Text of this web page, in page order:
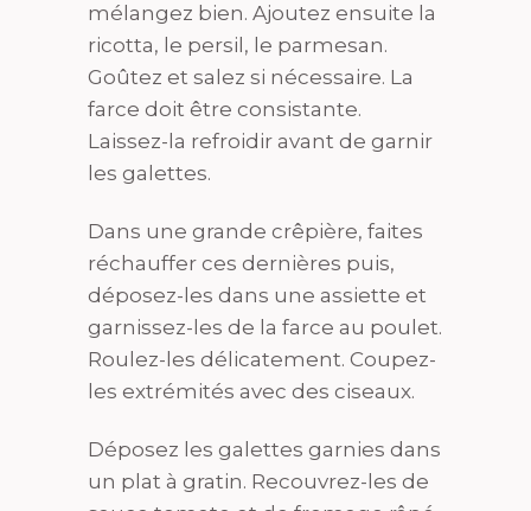
mélangez bien. Ajoutez ensuite la
ricotta, le persil, le parmesan.
Goûtez et salez si nécessaire. La
farce doit être consistante.
Laissez-la refroidir avant de garnir
les galettes.
Dans une grande crêpière, faites
réchauffer ces dernières puis,
déposez-les dans une assiette et
garnissez-les de la farce au poulet.
Roulez-les délicatement. Coupez-
les extrémités avec des ciseaux.
Déposez les galettes garnies dans
un plat à gratin. Recouvrez-les de